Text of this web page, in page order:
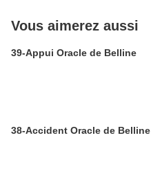
Vous aimerez aussi
39-Appui Oracle de Belline
38-Accident Oracle de Belline